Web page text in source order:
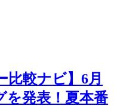
比較ナビ】6月
を発表！夏本番